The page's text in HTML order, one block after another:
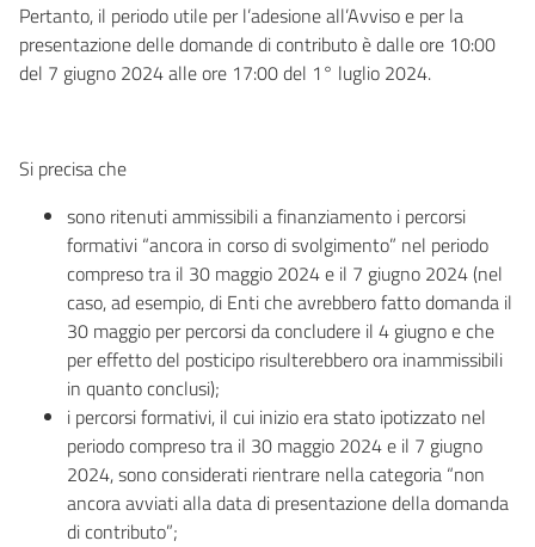
Pertanto, il periodo utile per l’adesione all’Avviso e per la
presentazione delle domande di contributo è dalle ore 10:00
del 7 giugno 2024 alle ore 17:00 del 1° luglio 2024.
Si precisa che
sono ritenuti ammissibili a finanziamento i percorsi
formativi “ancora in corso di svolgimento” nel periodo
compreso tra il 30 maggio 2024 e il 7 giugno 2024 (nel
caso, ad esempio, di Enti che avrebbero fatto domanda il
30 maggio per percorsi da concludere il 4 giugno e che
per effetto del posticipo risulterebbero ora inammissibili
in quanto conclusi);
i percorsi formativi, il cui inizio era stato ipotizzato nel
periodo compreso tra il 30 maggio 2024 e il 7 giugno
2024, sono considerati rientrare nella categoria “non
ancora avviati alla data di presentazione della domanda
di contributo”;